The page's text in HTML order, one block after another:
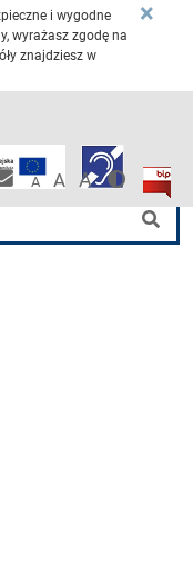
i wygodne
wyrażasz zgodę na
znajdziesz w
×
Pracownicza
A A A
Onkologii
Przejdź